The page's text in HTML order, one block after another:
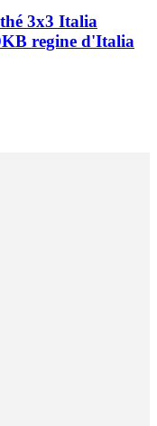
3x3 Italia
regine d'Italia